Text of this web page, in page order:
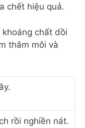
chết hiệu quả.
chất dồi
thâm môi và
rồi nghiền nát.